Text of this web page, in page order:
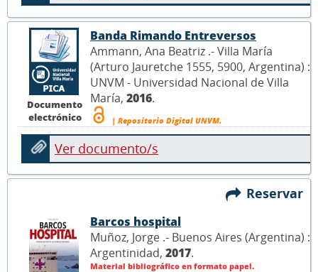
Documento
electrónico
Banda Rimando Entreversos
Ammann, Ana Beatriz .- Villa María
(Arturo Jauretche 1555, 5900, Argentina) :
UNVM - Universidad Nacional de Villa
María, 2016.
| Repositorio Digital UNVM.
Ver documento/s
Reservar
Barcos hospital
Muñoz, Jorge .- Buenos Aires (Argentina) :
Argentinidad, 2017.
Material bibliográfico en formato papel.